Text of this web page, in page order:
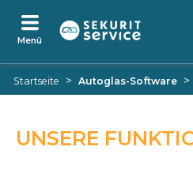
Zum
Inhalt
Zum
Navigationsmenü
Menü
Startseite > Autoglas-Software >
UNSERE